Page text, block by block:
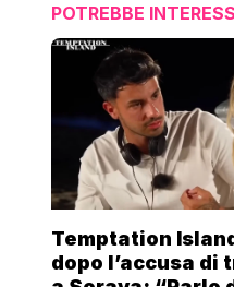
POTREBBE
Temptation
dopo l’accusa di